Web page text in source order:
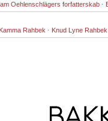
Oehlenschlägers forfatterskab ·
Kamma Rahbek · Knud Lyne Rahbek